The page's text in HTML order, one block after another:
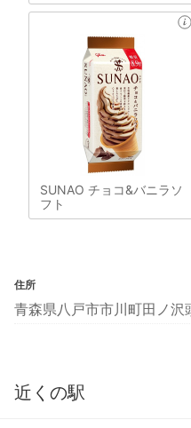
SUNAO チョコ&バニラソ
フト
住所
青森県八戸市市川町田ノ
近くの駅